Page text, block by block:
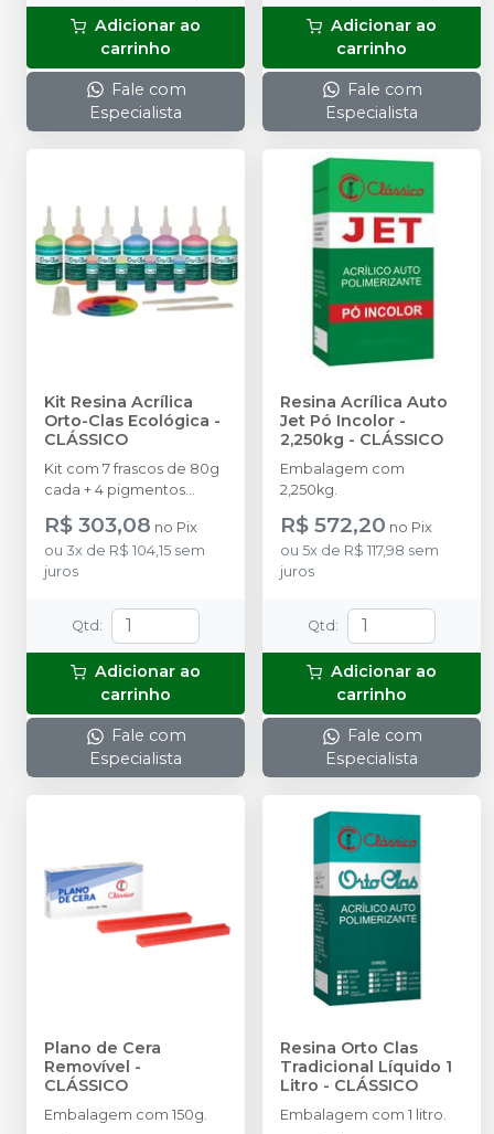
Adicionar ao
carrinho
Fale com
Especialista
Adicionar ao
carrinho
Fale com
Especialista
Kit Resina Acrílica
Orto-Clas Ecológica -
CLÁSSICO
Kit com 7 frascos de 80g
cada + 4 pigmentos
de cores + 1 espátula.
R$ 303,08 no Pix
ou 3x de R$ 104,15 sem
juros
Qtd :
Adicionar ao
carrinho
Fale com
Especialista
Resina Acrílica Auto
Jet Pó Incolor -
2,250kg - CLÁSSICO
Embalagem com
2,250kg.
R$ 572,20 no Pix
ou 5x de R$ 117,98 sem
juros
Qtd :
Adicionar ao
carrinho
Fale com
Especialista
Plano de Cera
Removível -
CLÁSSICO
Embalagem com 150g.
Resina Orto Clas
Tradicional Líquido 1
Litro - CLÁSSICO
Embalagem com 1 litro.